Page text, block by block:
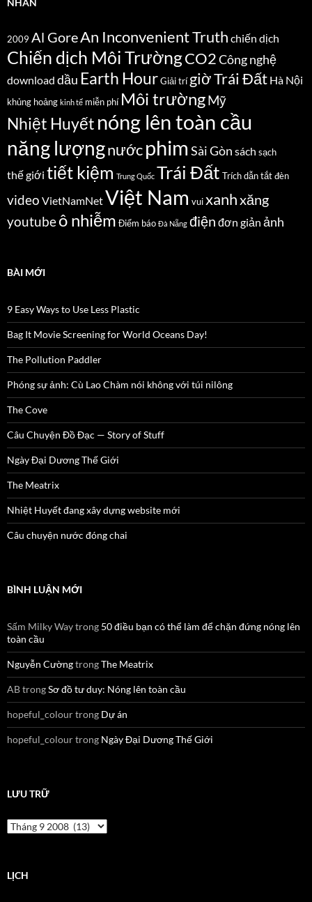
NHÃN
2009 Al GoreAn Inconvenient Truth chiến dịch
Chiến dịch Môi TrườngCO2Công nghệ
download dầu Earth HourGiải trí giờ Trái Đất Hà Nội
khủng hoảng kinh tế miễn phí Môi trườngMỹ
Nhiệt Huyết nóng lên toàn cầu
năng lượngnướcphim Sài Gòn sách sạch
thế giới tiết kiệm Trung Quốc Trái Đất Trích dẫntắt đèn
video VietNamNetViệt Nam vuixanhxăng
youtubeô nhiễm Điểm báo Đà Nẵng điện đơn giản ảnh
BÀI MỚI
9 Easy Ways to Use Less Plastic
Bag It Movie Screening for World Oceans Day!
The Pollution Paddler
Phóng sự ảnh: Cù Lao Chàm nói không với túi nilông
The Cove
Câu Chuyện Đồ Đạc — Story of Stuff
Ngày Đại Dương Thế Giới
The Meatrix
Nhiệt Huyết đang xây dựng website mới
Câu chuyện nước đóng chai
BÌNH LUẬN MỚI
Sấm Milky Waytrong 50 điều bạn có thể làm để chặn đứng nóng lên
toàn cầu
Nguyễn CườngtrongThe Meatrix
ABtrongSơ đồ tư duy: Nóng lên toàn cầu
hopeful_colourtrong Dự án
hopeful_colourtrong Ngày Đại Dương Thế Giới
LƯU TRỮ
Lưu
trữ
LỊCH